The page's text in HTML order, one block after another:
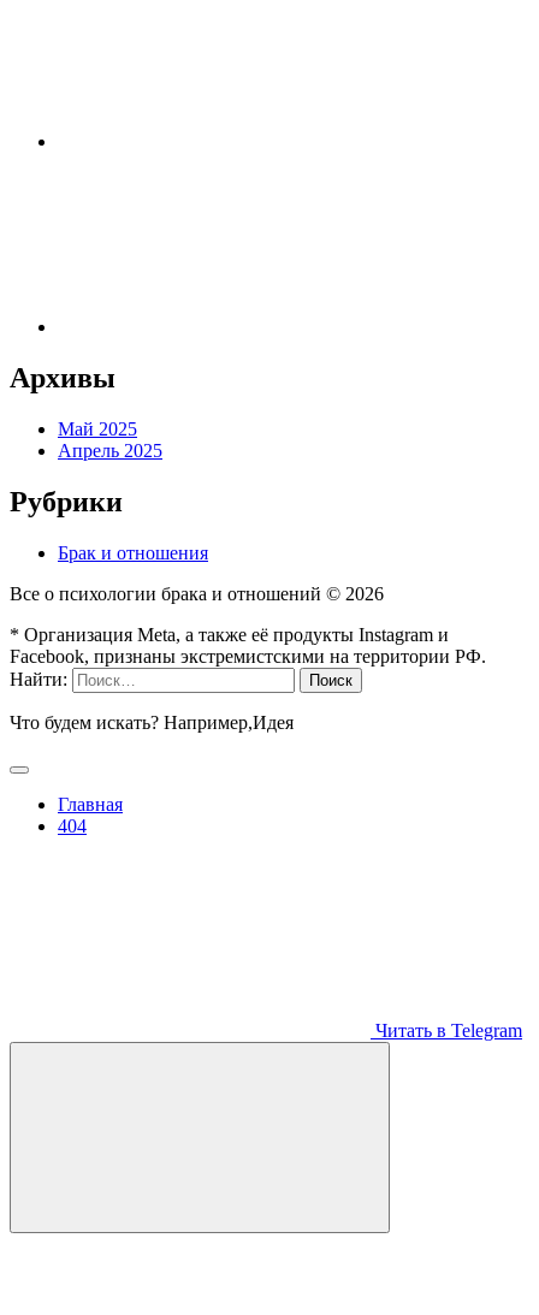
Архивы
Май 2025
Апрель 2025
Рубрики
Брак и отношения
Все о психологии брака и отношений © 2026
* Организация Meta, а также её продукты Instagram и
Facebook, признаны экстремистскими на территории РФ.
Найти:
Что будем искать? Например,Идея
Главная
404
Читать в Telegram